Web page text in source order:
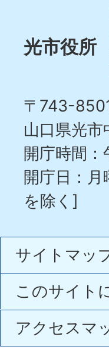
光市役所
〒743-
山口県光市
開庁時間
開庁日：
を除く]
サイトマッ
このサイト
アクセスマ